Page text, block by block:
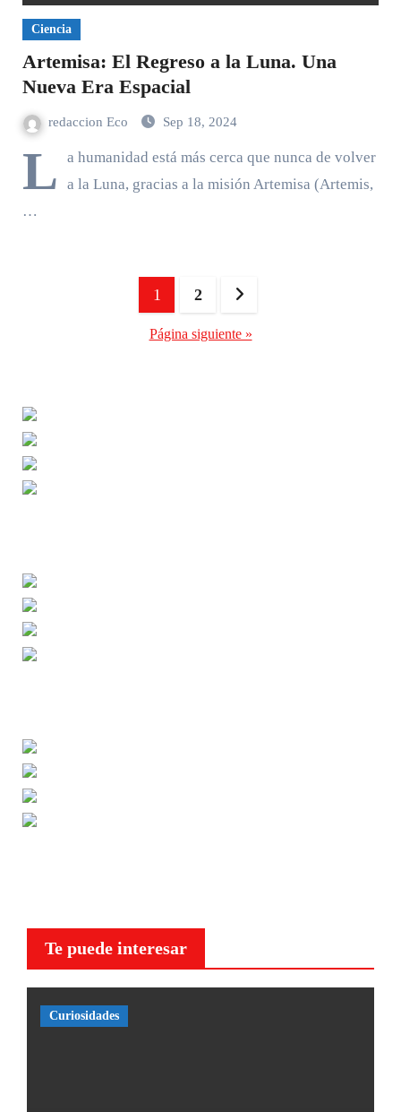
Ciencia
Artemisa: El Regreso a la Luna. Una
Nueva Era Espacial
redaccion Eco Sep 18, 2024
L
a humanidad está más cerca que nunca de volver
a la Luna, gracias a la misión Artemisa (Artemis,
…
Paginación1 2
Página siguiente »
Te puede interesar
Curiosidades